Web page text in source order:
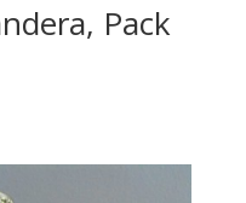
Pack